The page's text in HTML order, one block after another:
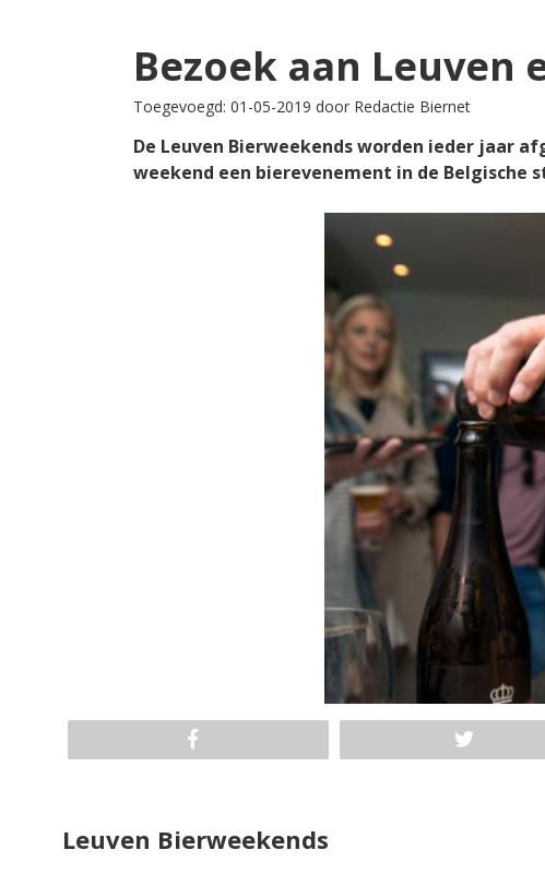
Bezoek aan Leuven
Toegevoegd: 01-05-2019 door Redactie Biernet
De Leuven Bierweekends worden ieder jaar
weekend een bierevenement in de Belgische
Leuven Bierweekends